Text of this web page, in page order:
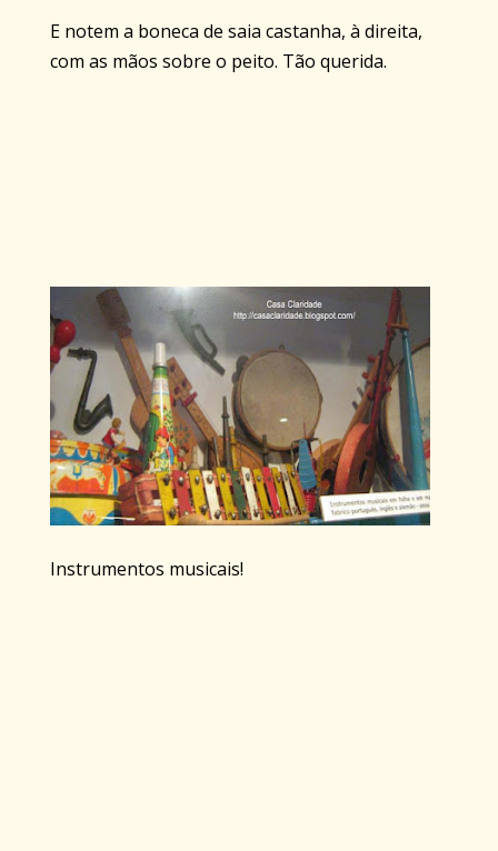
E notem a boneca de saia castanha, à direita,
com as mãos sobre o peito. Tão querida.
Instrumentos musicais!